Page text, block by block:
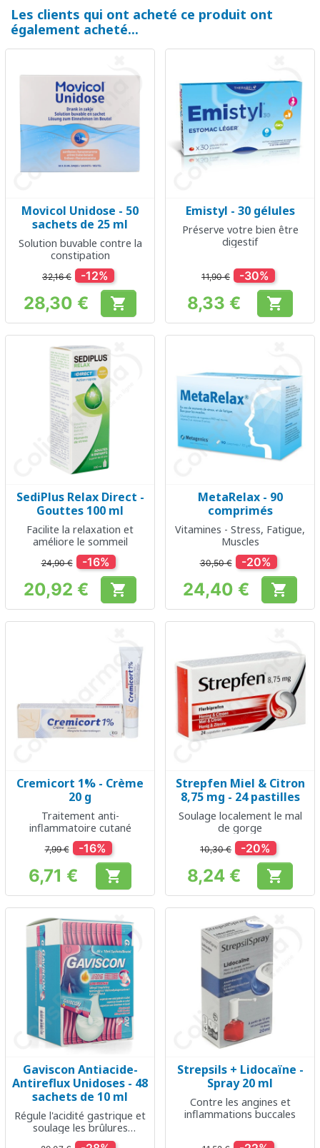
Les clients qui ont acheté ce produit ont
également acheté...
Movicol Unidose - 50
sachets de 25 ml
Solution buvable contre la
constipation
32,16 € -12%
Prix
28,30 € 
Emistyl - 30 gélules
Préserve votre bien être
digestif
11,90 € -30%
Prix
8,33 € 
SediPlus Relax Direct -
Gouttes 100 ml
Facilite la relaxation et
améliore le sommeil
24,90 € -16%
Prix
20,92 € 
MetaRelax - 90
comprimés
Vitamines - Stress, Fatigue,
Muscles
30,50 € -20%
Prix
24,40 € 
Cremicort 1% - Crème
20 g
Traitement anti-
inflammatoire cutané
7,99 € -16%
Prix
6,71 € 
Strepfen Miel & Citron
8,75 mg - 24 pastilles
Soulage localement le mal
de gorge
10,30 € -20%
Prix
8,24 € 
Gaviscon Antiacide-
Antireflux Unidoses - 48
sachets de 10 ml
Régule l'acidité gastrique et
soulage les brûlures
d'estomac
Strepsils + Lidocaïne -
Spray 20 ml
Contre les angines et
inflammations buccales